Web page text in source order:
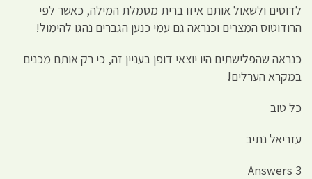
לדוסים ולשאול אותם איזו ברית מסמלת המילה, כאשר לפי
הרודוטוס המצרים וכנראה גם עמי כנען הגברים נהגו להימול!
כנראה שהפלישתים היו יוצאי דופן בעניין זה, כי רק אותם מכנים
במקרא הערלים!
כל טוב
עזריאל נתיב
3 Answers